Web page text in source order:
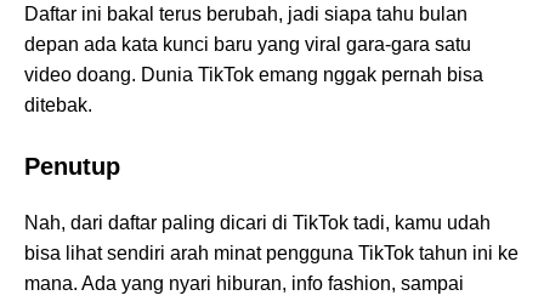
Daftar ini bakal terus berubah, jadi siapa tahu bulan
depan ada kata kunci baru yang viral gara-gara satu
video doang. Dunia TikTok emang nggak pernah bisa
ditebak.
Penutup
Nah, dari daftar paling dicari di TikTok tadi, kamu udah
bisa lihat sendiri arah minat pengguna TikTok tahun ini ke
mana. Ada yang nyari hiburan, info fashion, sampai